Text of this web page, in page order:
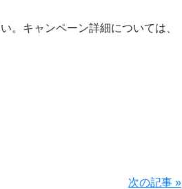
。キャンペーン詳細については、
次の記事 »